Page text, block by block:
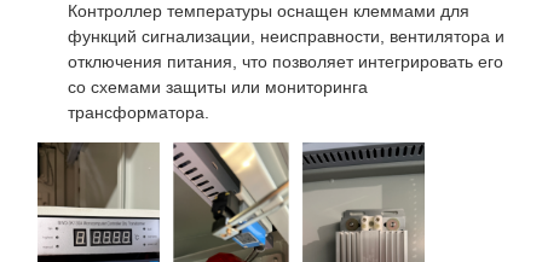
Контроллер температуры оснащен клеммами для
функций сигнализации, неисправности, вентилятора и
отключения питания, что позволяет интегрировать его
со схемами защиты или мониторинга
трансформатора.